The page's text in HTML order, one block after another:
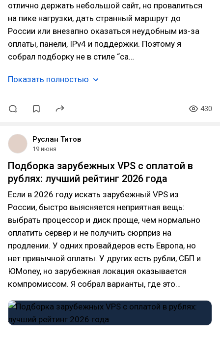
отлично держать небольшой сайт, но провалиться
на пике нагрузки, дать странный маршрут до
России или внезапно оказаться неудобным из-за
оплаты, панели, IPv4 и поддержки. Поэтому я
собрал подборку не в стиле “са…
Показать полностью
430
Руслан Титов
19 июня
Подборка зарубежных VPS с оплатой в
рублях: лучший рейтинг 2026 года
Если в 2026 году искать зарубежный VPS из
России, быстро выясняется неприятная вещь:
выбрать процессор и диск проще, чем нормально
оплатить сервер и не получить сюрприз на
продлении. У одних провайдеров есть Европа, но
нет привычной оплаты. У других есть рубли, СБП и
ЮMoney, но зарубежная локация оказывается
компромиссом. Я собрал варианты, где это…